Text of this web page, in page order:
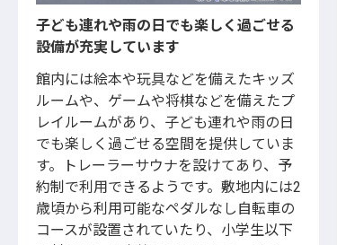
子ども連れや雨の日でも楽しく過ごせる
設備が充実しています
館内には絵本や玩具などを備えたキッズ
ルームや、ゲームや将棋などを備えたプ
レイルームがあり、子ども連れや雨の日
でも楽しく過ごせる空間を提供していま
す。トレーラーサウナを設けてあり、予
約制で利用できるようです。敷地内には2
歳頃から利用可能なペダルなし自転車の
コースが設置されていたり、小学生以下